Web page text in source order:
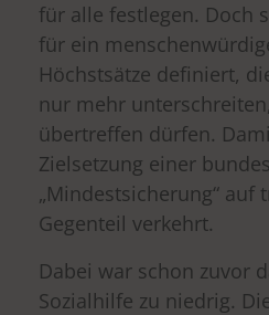
für alle festlegen. Doch
für ein
Höchstsätze definiert,
nur mehr
übertreffen dürfen.
Zielsetzung einer
„Mindestsicherung“ auf
Gegenteil verkehrt.
Dabei war schon zuvor
Sozialhilfe zu niedrig.